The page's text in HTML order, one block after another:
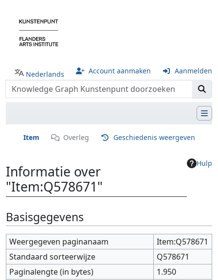
Nederlands Account aanmaken Aanmelden
Item Overleg Geschiedenis weergeven
Hulp
Informatie over
"Item:Q578671"
Ga naar:
Basisgegevens
Weergegeven paginanaam
Item:Q578671
Standaard sorteerwijze
Q578671
Paginalengte (in bytes)
1.950